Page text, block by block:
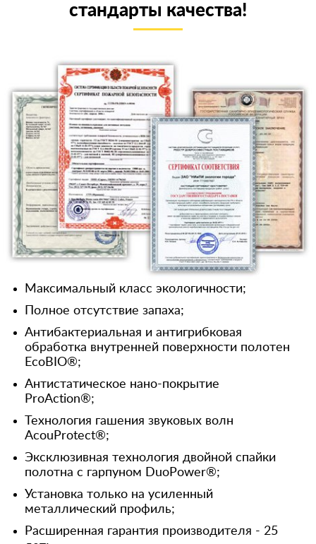
стандарты качества!
Максимальный класс экологичности;
Полное отсутствие запаха;
Антибактериальная и антигрибковая
обработка внутренней поверхности полотен
EcoBIO®;
Антистатическое нано-покрытие
ProAction®;
Технология гашения звуковых волн
AcouProtect®;
Эксклюзивная технология двойной спайки
полотна с гарпуном DuoPower®;
Установка только на усиленный
металлический профиль;
Расширенная гарантия производителя - 25